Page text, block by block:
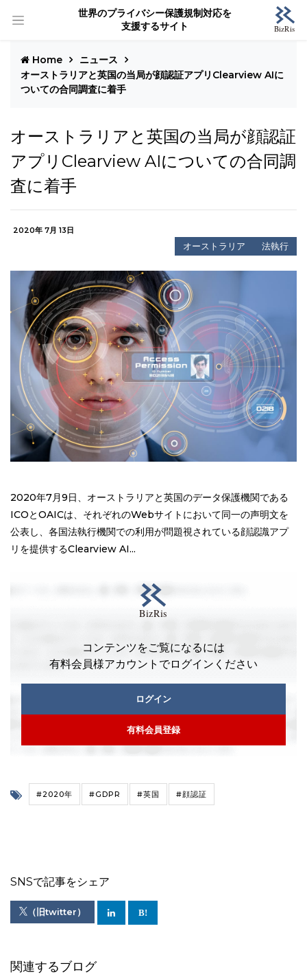
世界のプライバシー保護規制対応を
支援するサイト
Home
ニュース
オーストラリアと英国の当局が顔認証アプリClearview AIに
ついての合同調査に着手
オーストラリアと英国の当局が顔認証
アプリClearview AIについての合同調
査に着手
2020年 7月 13日
オーストラリア 法執行
2020年7月9日、オーストラリアと英国のデータ保護機関である
ICOとOAICは、それぞれのWebサイトにおいて同一の声明文を
公表し、各国法執行機関での利用が問題視されている顔認識アプ
リを提供するClearview AI...
コンテンツをご覧になるには
有料会員様アカウントでログインください
ログイン
有料会員登録
#2020年 #GDPR #英国 #顔認証
SNSで記事をシェア
（旧twitter）
関連するブログ